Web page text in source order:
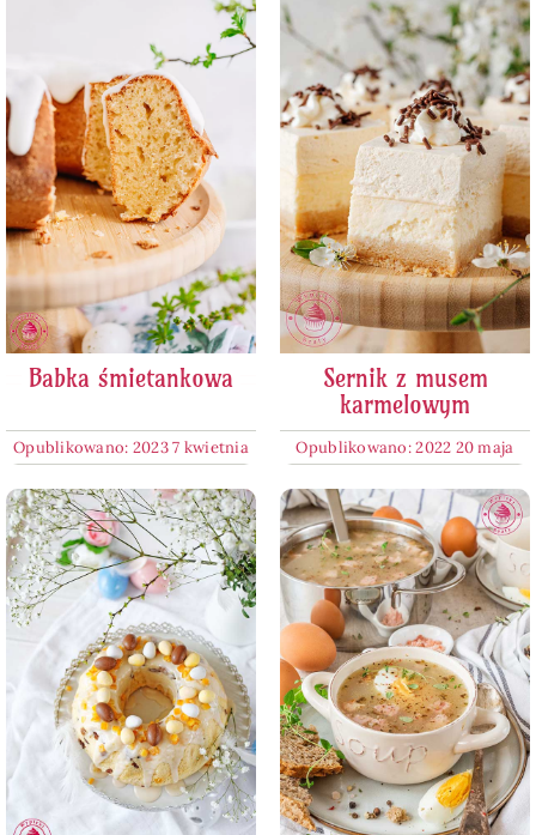
Babka śmietankowa
Opublikowano: 2023 7 kwietnia
Sernik z musem
karmelowym
Opublikowano: 2022 20 maja